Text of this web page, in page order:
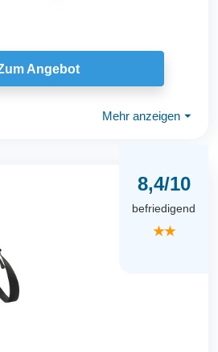
Angebot
Mehr anzeigen ⏷
8,4/10
befriedigend
★★